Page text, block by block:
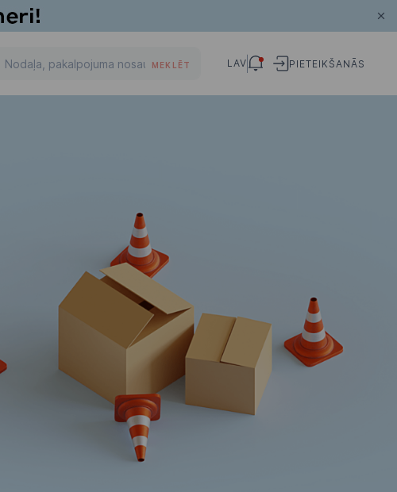
MEKLĒT LAV PIETEIKŠANĀS